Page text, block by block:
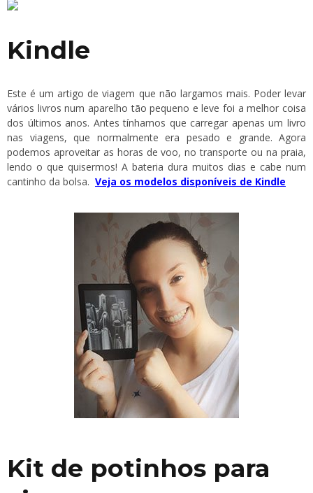
Kindle
Este é um artigo de viagem que não largamos mais. Poder levar
vários livros num aparelho tão pequeno e leve foi a melhor coisa
dos últimos anos. Antes tínhamos que carregar apenas um livro
nas viagens, que normalmente era pesado e grande. Agora
podemos aproveitar as horas de voo, no transporte ou na praia,
lendo o que quisermos! A bateria dura muitos dias e cabe num
cantinho da bolsa. Veja os modelos disponíveis de Kindle
Kit de potinhos para